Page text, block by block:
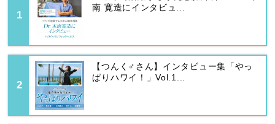
南 寛造にインタビュ...
【つんく♂さん】インタビュー集「やっ
ぱりハワイ！」Vol.1...